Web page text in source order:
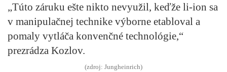
„Túto záruku ešte nikto nevyužil, keďže li-ion sa
v manipulačnej technike výborne etabloval a
pomaly vytláča konvenčné technológie,“
prezrádza Kozlov.
(zdroj: Jungheinrich)